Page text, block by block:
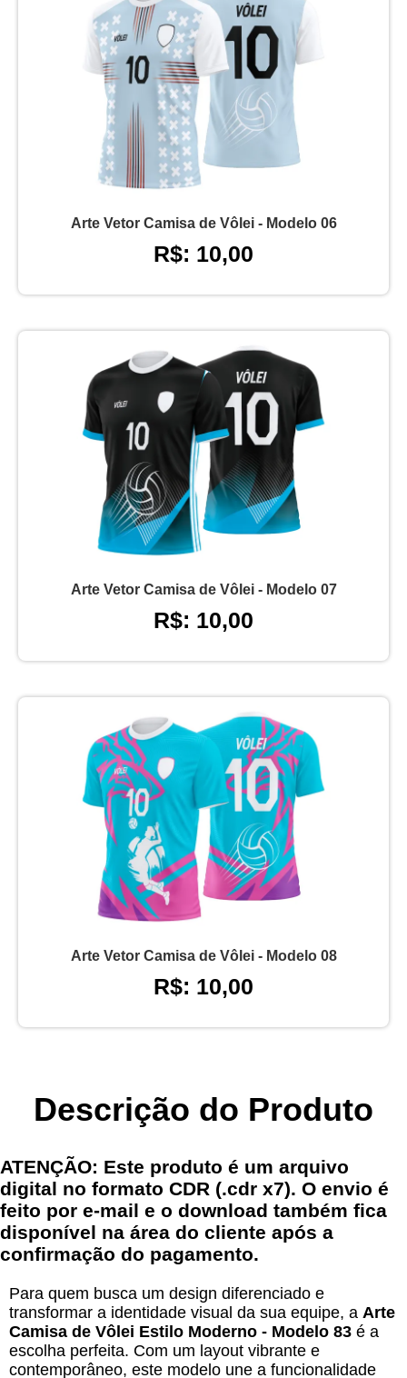
Arte Vetor Camisa de Vôlei - Modelo 06
R$: 10,00
Arte Vetor Camisa de Vôlei - Modelo 07
R$: 10,00
Arte Vetor Camisa de Vôlei - Modelo 08
R$: 10,00
Descrição do Produto
ATENÇÃO: Este produto é um arquivo
digital no formato CDR (.cdr x7). O envio é
feito por e-mail e o download também fica
disponível na área do cliente após a
confirmação do pagamento.
Para quem busca um design diferenciado e
transformar a identidade visual da sua equipe, a Arte
Camisa de Vôlei Estilo Moderno - Modelo 83 é a
escolha perfeita. Com um layout vibrante e
contemporâneo, este modelo une a funcionalidade